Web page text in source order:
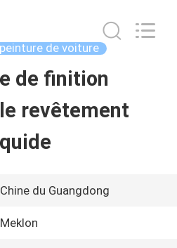
de voiture
de finition
revêtement
Chine du Guangdong
Meklon